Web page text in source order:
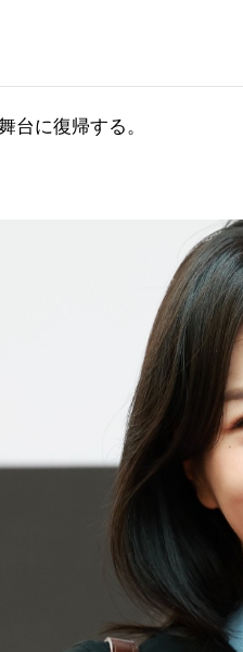
台に復帰する。